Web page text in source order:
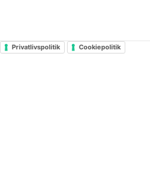
Privatlivspolitik Cookiepolitik